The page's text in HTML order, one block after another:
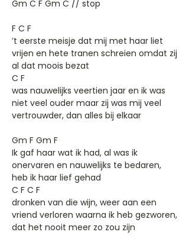
Gm C F Gm C // stop
F C F
’t eerste meisje dat mij met haar liet
vrijen en hete tranen schreien omdat zij
al dat moois bezat
C F
was nauwelijks veertien jaar en ik was
niet veel ouder maar zij was mij veel
vertrouwder, dan alles bij elkaar
Gm F Gm F
Ik gaf haar wat ik had, al was ik
onervaren en nauwelijks te bedaren,
heb ik haar lief gehad
C F C F
dronken van die wijn, weer aan een
vriend verloren waarna ik heb gezworen,
dat het nooit meer zo zou zijn